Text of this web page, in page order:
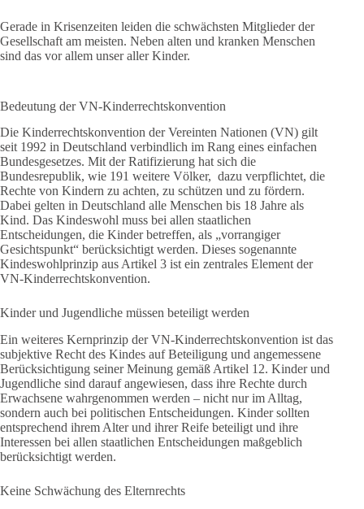
Gerade in Krisenzeiten leiden die schwächsten Mitglieder der
Gesellschaft am meisten. Neben alten und kranken Menschen
sind das vor allem unser aller Kinder.
Bedeutung der VN-Kinderrechtskonvention
Die Kinderrechtskonvention der Vereinten Nationen (VN) gilt
seit 1992 in Deutschland verbindlich im Rang eines einfachen
Bundesgesetzes. Mit der Ratifizierung hat sich die
Bundesrepublik, wie 191 weitere Völker, dazu verpflichtet, die
Rechte von Kindern zu achten, zu schützen und zu fördern.
Dabei gelten in Deutschland alle Menschen bis 18 Jahre als
Kind. Das Kindeswohl muss bei allen staatlichen
Entscheidungen, die Kinder betreffen, als „vorrangiger
Gesichtspunkt“ berücksichtigt werden. Dieses sogenannte
Kindeswohlprinzip aus Artikel 3 ist ein zentrales Element der
VN-Kinderrechtskonvention.
Kinder und Jugendliche müssen beteiligt werden
Ein weiteres Kernprinzip der VN-Kinderrechtskonvention ist das
subjektive Recht des Kindes auf Beteiligung und angemessene
Berücksichtigung seiner Meinung gemäß Artikel 12. Kinder und
Jugendliche sind darauf angewiesen, dass ihre Rechte durch
Erwachsene wahrgenommen werden – nicht nur im Alltag,
sondern auch bei politischen Entscheidungen. Kinder sollten
entsprechend ihrem Alter und ihrer Reife beteiligt und ihre
Interessen bei allen staatlichen Entscheidungen maßgeblich
berücksichtigt werden.
Keine Schwächung des Elternrechts